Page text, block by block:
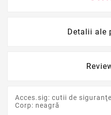
Detalii ale
Acces.sig: cutii de
Corp: neagră